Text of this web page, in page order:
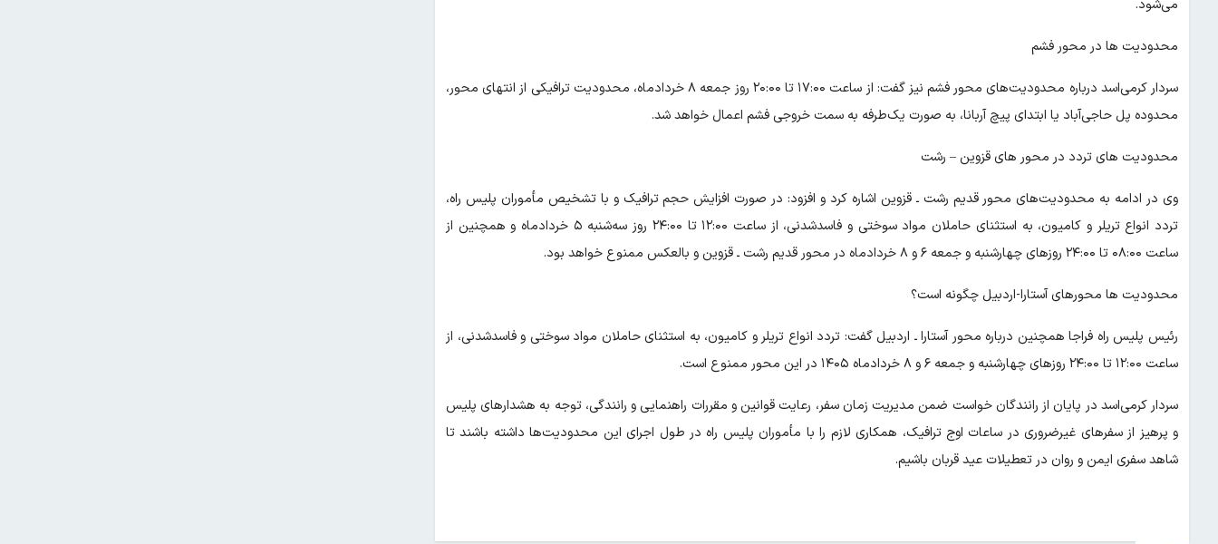
می‌شود.
محدودیت ها در محور فشم
سردار کرمی‌اسد درباره محدودیت‌های محور فشم نیز گفت: از ساعت ۱۷:۰۰ تا ۲۰:۰۰ روز جمعه ۸ خردادماه، محدودیت ترافیکی از انتهای محور،
محدوده پل حاجی‌آباد یا ابتدای پیچ آربانا، به صورت یک‌طرفه به سمت خروجی فشم اعمال خواهد شد.
محدودیت های تردد در محور های قزوین – رشت
وی در ادامه به محدودیت‌های محور قدیم رشت ـ قزوین اشاره کرد و افزود: در صورت افزایش حجم ترافیک و با تشخیص مأموران پلیس راه،
تردد انواع تریلر و کامیون، به استثنای حاملان مواد سوختی و فاسدشدنی، از ساعت ۱۲:۰۰ تا ۲۴:۰۰ روز سه‌شنبه ۵ خردادماه و همچنین از
ساعت ۰۸:۰۰ تا ۲۴:۰۰ روزهای چهارشنبه و جمعه ۶ و ۸ خردادماه در محور قدیم رشت ـ قزوین و بالعکس ممنوع خواهد بود.
محدودیت ها محورهای آستارا-اردبیل چگونه است؟
رئیس پلیس راه فراجا همچنین درباره محور آستارا ـ اردبیل گفت: تردد انواع تریلر و کامیون، به استثنای حاملان مواد سوختی و فاسدشدنی، از
ساعت ۱۲:۰۰ تا ۲۴:۰۰ روزهای چهارشنبه و جمعه ۶ و ۸ خردادماه ۱۴۰۵ در این محور ممنوع است.
سردار کرمی‌اسد در پایان از رانندگان خواست ضمن مدیریت زمان سفر، رعایت قوانین و مقررات راهنمایی و رانندگی، توجه به هشدارهای پلیس
و پرهیز از سفرهای غیرضروری در ساعات اوج ترافیک، همکاری لازم را با مأموران پلیس راه در طول اجرای این محدودیت‌ها داشته باشند تا
شاهد سفری ایمن و روان در تعطیلات عید قربان باشیم.